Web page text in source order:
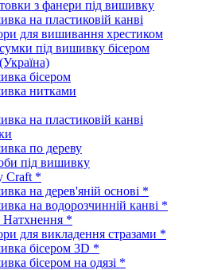
з фанери під вишивку
на пластиковій канві
для вишивання хрестиком
під вишивку бісером
бісером
нитками
на пластиковій канві
по дереву
під вишивку
Craft *
на дерев'яній основі *
на водорозчинній канві *
*
для викладення стразами *
бісером 3D *
бісером на одязі *